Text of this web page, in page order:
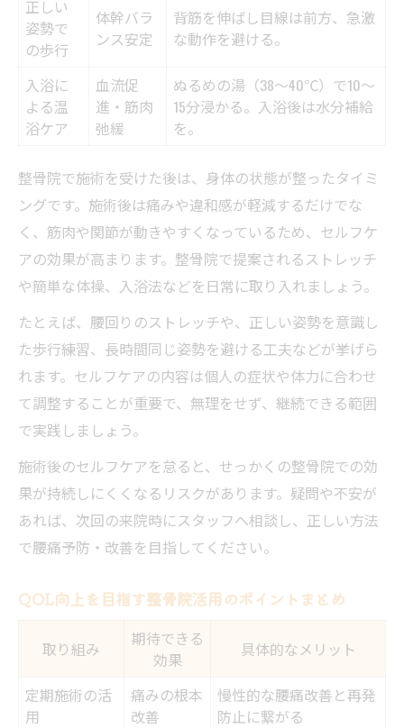
正しい
姿勢で
の歩行
体幹バラ
ンス安定
背筋を伸ばし目線は前方、急激
な動作を避ける。
入浴に
よる温
浴ケア
血流促
進・筋肉
弛緩
ぬるめの湯（38～40℃）で10～
15分浸かる。入浴後は水分補給
を。
整骨院で施術を受けた後は、身体の状態が整ったタイミ
ングです。施術後は痛みや違和感が軽減するだけでな
く、筋肉や関節が動きやすくなっているため、セルフケ
アの効果が高まります。整骨院で提案されるストレッチ
や簡単な体操、入浴法などを日常に取り入れましょう。
たとえば、腰回りのストレッチや、正しい姿勢を意識し
た歩行練習、長時間同じ姿勢を避ける工夫などが挙げら
れます。セルフケアの内容は個人の症状や体力に合わせ
て調整することが重要で、無理をせず、継続できる範囲
で実践しましょう。
施術後のセルフケアを怠ると、せっかくの整骨院での効
果が持続しにくくなるリスクがあります。疑問や不安が
あれば、次回の来院時にスタッフへ相談し、正しい方法
で腰痛予防・改善を目指してください。
QOL向上を目指す整骨院活用のポイントまとめ
取り組み
期待できる
効果
具体的なメリット
定期施術の活
用
痛みの根本
改善
慢性的な腰痛改善と再発
防止に繋がる